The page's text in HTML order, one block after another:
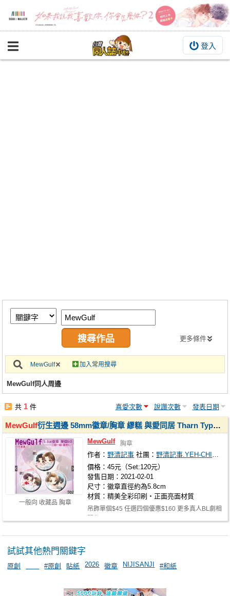
登入
BOOKY書集倉庫
繪圖藝廊
交流中心
攤位轉讓區
會員功能選單
註冊會員
更多條件
MewGulf 加入常用搜尋
MewGulf同人周邊
共 1 件 喜愛次數 說讚次數 發表日期
一般向 收藏品 胸章
MewGulf衍生週邊 58mm徽章/胸章 繆糕 與愛同居 Tharn Type 真愛墨菲定律 野清記事
MewGulf 胸章
作者： 野清記事 社團： 野清記事.YEH-CHING CHRONICLE
價格：45元（Set:120元）
發售日期：2021-02-01
尺寸：徽章直徑約為5.8cm
材質：精美全彩印刷‧正面亮面材質
吊飾單個$45 任選四個優惠$160 更多真人BL劇相
試試其他熱門關鍵字
原創 #原創 貼紙 2026 徽章 NIJISANJI #和紙